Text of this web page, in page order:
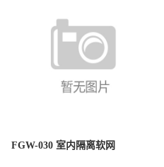
FGW-030 室内隔离软网